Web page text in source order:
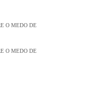
O MEDO DE
O MEDO DE